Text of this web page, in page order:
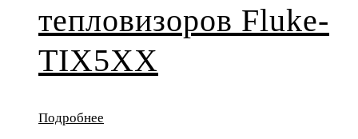
тепловизоров Fluke-
TIX5XX
Подробнее